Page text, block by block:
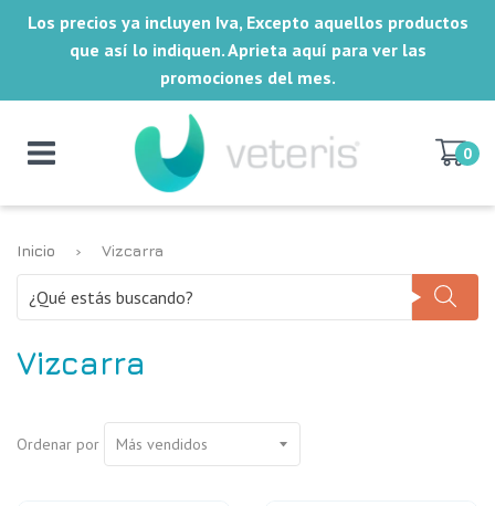
Los precios ya incluyen Iva, Excepto aquellos productos
que así lo indiquen. Aprieta aquí para ver las
promociones del mes.
0
Inicio › Vizcarra
Vizcarra
Ordenar por